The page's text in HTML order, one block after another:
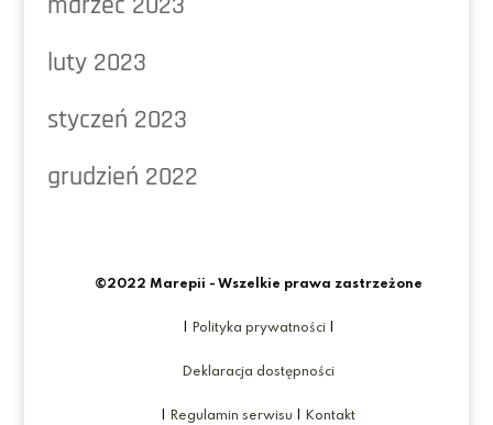
luty 2023
styczeń 2023
grudzień 2022
©2022 Marepii - Wszelkie prawa zastrzeżone
Polityka prywatności|
Deklaracja dostępności
Regulamin serwisu Kontakt